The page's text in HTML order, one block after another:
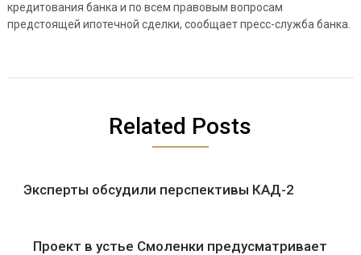
кредитования банка и по всем правовым вопросам
предстоящей ипотечной сделки, сообщает пресс-служба банка.
Related Posts
Эксперты обсудили перспективы КАД-2
Проект в устье Смоленки предусматривает